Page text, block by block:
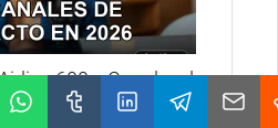
600 y Canales de
2026